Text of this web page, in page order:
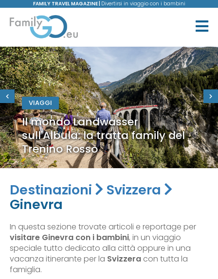
FAMILY TRAVEL MAGAZINE | Divertirsi in viaggio con i bambini
VIAGGI
Il mondo Landwasser
sull'Albula: la tratta family del
Trenino Rosso
Destinazioni
Svizzera
Ginevra
In questa sezione trovate articoli e reportage per
visitare Ginevra con i bambini, in un viaggio
speciale tutto dedicato alla città oppure in una
vacanza itinerante per la Svizzera con tutta la
famiglia.